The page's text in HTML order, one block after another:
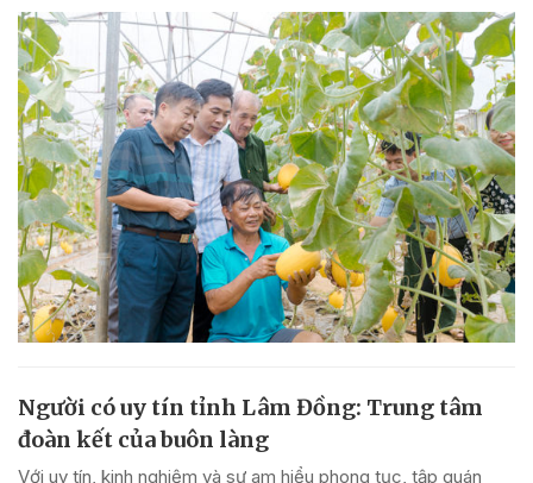
Người có uy tín tỉnh Lâm Đồng: Trung tâm
đoàn kết của buôn làng
Với uy tín, kinh nghiệm và sự am hiểu phong tục, tập quán